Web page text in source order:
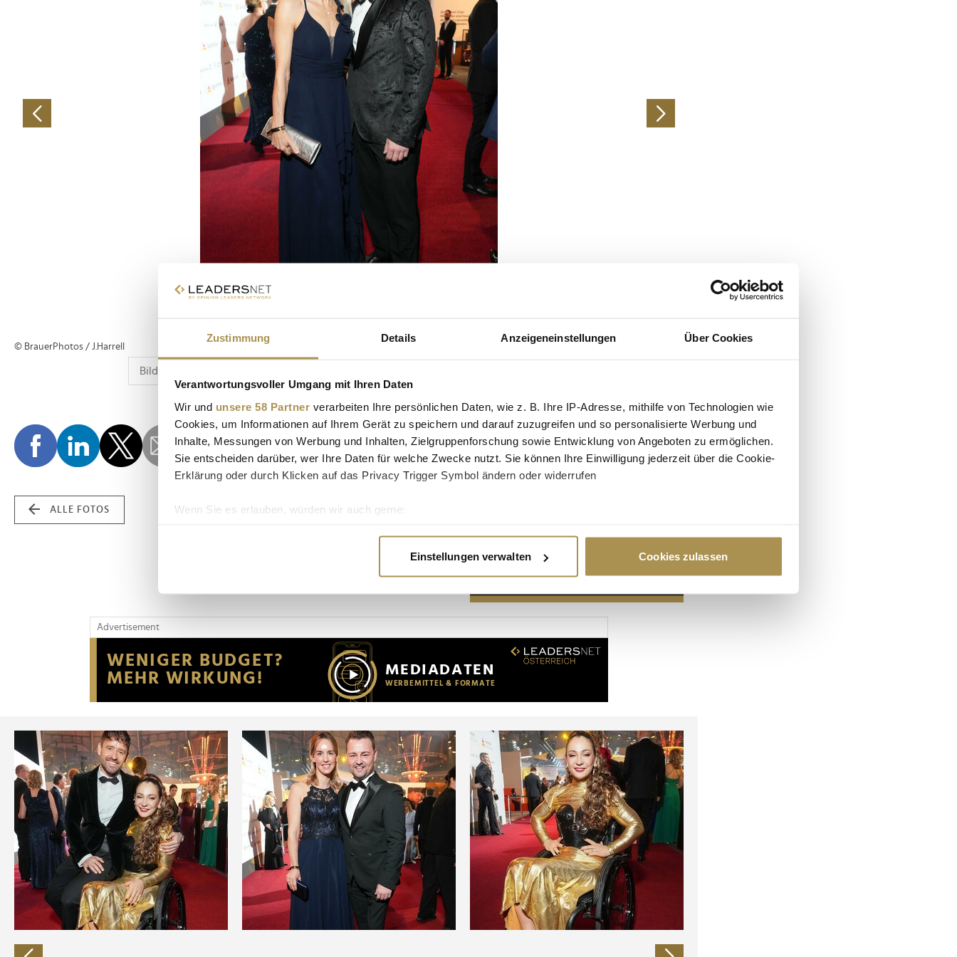
Zustimmung Details Anzeigeneinstellungen Über Cookies
Verantwortungsvoller Umgang mit Ihren Daten
Wir und unsere 58 Partner verarbeiten Ihre persönlichen Daten, wie z. B. Ihre IP-Adresse, mithilfe von Technologien wie
Cookies, um Informationen auf Ihrem Gerät zu speichern und darauf zuzugreifen und so personalisierte Werbung und
Inhalte, Messungen von Werbung und Inhalten, Zielgruppenforschung sowie Entwicklung von Angeboten zu ermöglichen.
Sie entscheiden darüber, wer Ihre Daten für welche Zwecke nutzt. Sie können Ihre Einwilligung jederzeit über die Cookie-
Erklärung oder durch Klicken auf das Privacy Trigger Symbol ändern oder widerrufen
Wenn Sie es erlauben, würden wir auch gerne:
Erfahren Sie mehr darüber, wie Ihre persönlichen Daten verarbeitet werden, und legen Sie Ihre Präferenzen im
Wir verwenden Cookies, um Inhalte und Anzeigen zu personalisieren, Funktionen für soziale Medien anbieten zu können
Website an unsere Partner für soziale Medien, Werbung und Analysen weiter. Unsere Partner führen diese Informationen
möglicherweise mit weiteren Daten zusammen, die Sie ihnen bereitgestellt haben oder die sie im Rahmen Ihrer Nutzung
der Dienste gesammelt haben.
Einstellungen verwalten Cookies zulassen
© BrauerPhotos / J.Harrell
ALLE FOTOS
Advertisement
Advertisement